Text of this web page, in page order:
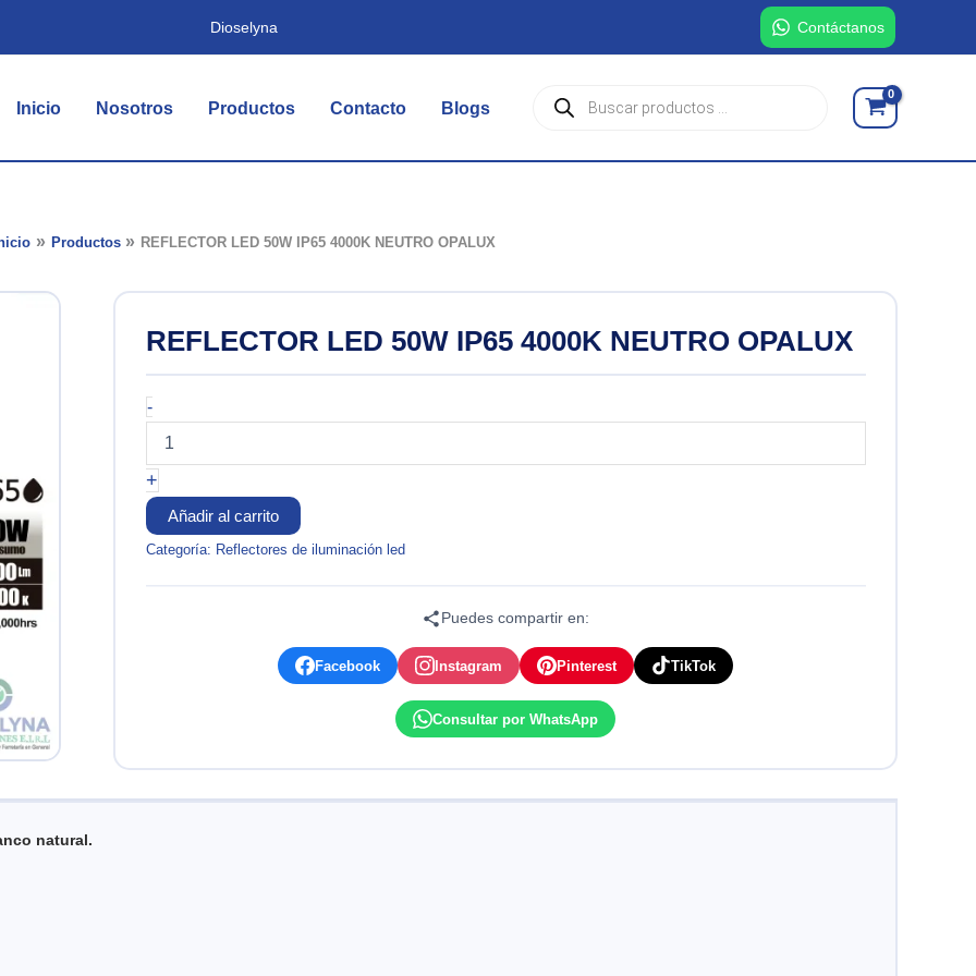
Dioselyna Contáctanos
Inicio Nosotros Productos Contacto Blogs
Búsqueda
Productos REFLECTOR LED 50W IP65 4000K NEUTRO OPALUX
REFLECTOR LED 50W IP65 4000K NEUTRO OPALUX
-REFLECTOR
LED
50W
IP65
4000K
NEUTRO
OPALUX
cantidad
+
Añadir al carrito
Categoría: Reflectores de iluminación led
Puedes compartir en:
Facebook Instagram Pinterest TikTok
Consultar por WhatsApp
natural.